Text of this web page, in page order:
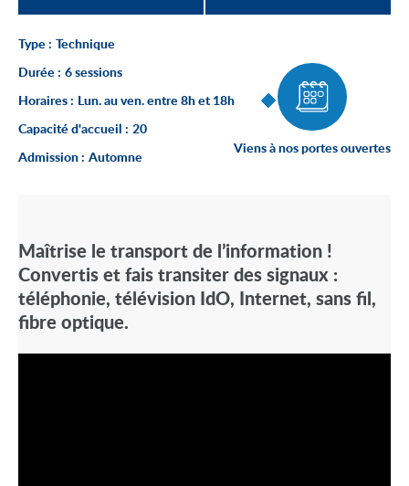
Type : Technique
Durée : 6 sessions
Horaires : Lun. au ven. entre 8h et 18h
Capacité d'accueil : 20
Admission : Automne
Viens à nos portes ouvertes
Maîtrise le transport de l’information !
Convertis et fais transiter des signaux :
téléphonie, télévision IdO, Internet, sans fil,
fibre optique.